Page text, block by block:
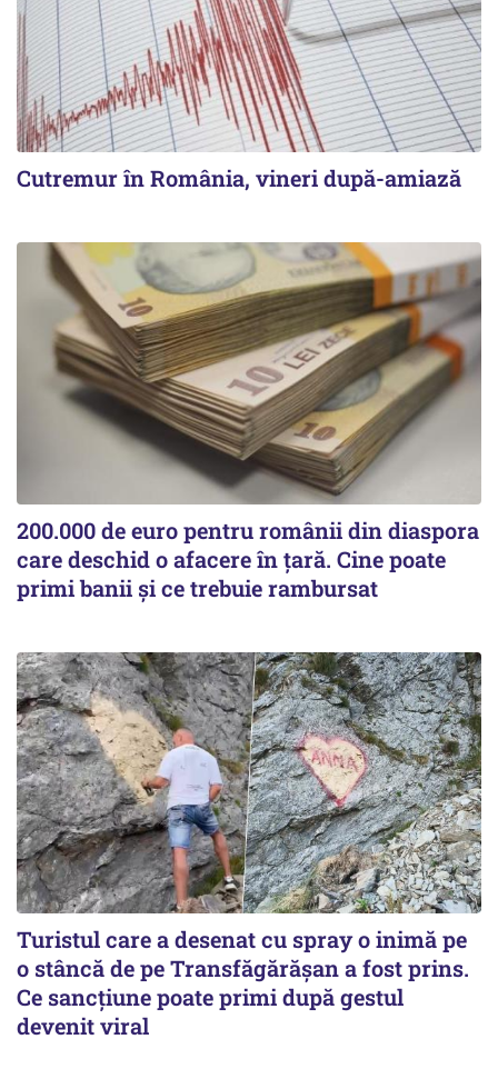
Cutremur în România, vineri după-amiază
200.000 de euro pentru românii din diaspora
care deschid o afacere în țară. Cine poate
primi banii și ce trebuie rambursat
Turistul care a desenat cu spray o inimă pe
o stâncă de pe Transfăgărășan a fost prins.
Ce sancțiune poate primi după gestul
devenit viral